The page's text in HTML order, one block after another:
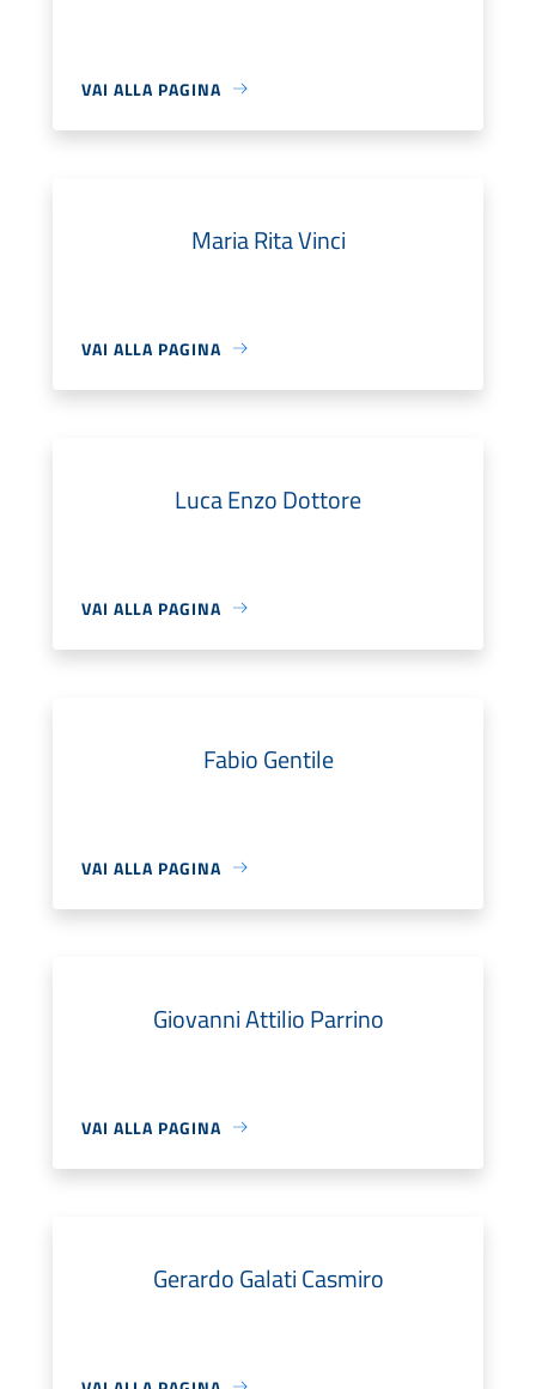
VAI ALLA PAGINA
Maria Rita Vinci
VAI ALLA PAGINA
Luca Enzo Dottore
VAI ALLA PAGINA
Fabio Gentile
VAI ALLA PAGINA
Giovanni Attilio Parrino
VAI ALLA PAGINA
Gerardo Galati Casmiro